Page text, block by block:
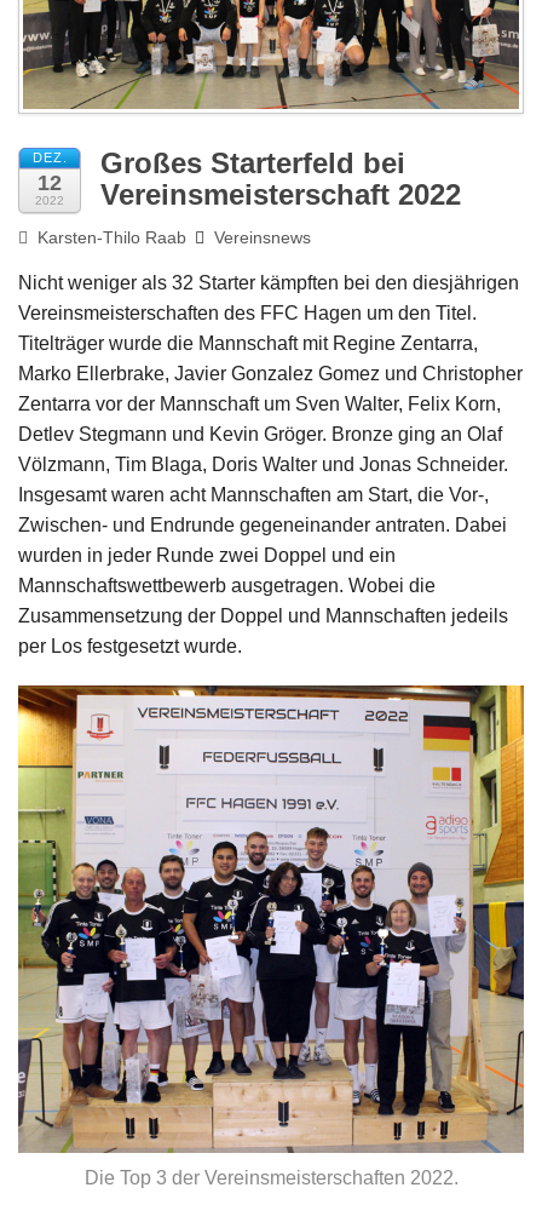
DEZ.
12
2022
Großes Starterfeld bei
Vereinsmeisterschaft 2022
Karsten-Thilo Raab Vereinsnews
Nicht weniger als 32 Starter kämpften bei den diesjährigen
Vereinsmeisterschaften des FFC Hagen um den Titel.
Titelträger wurde die Mannschaft mit Regine Zentarra,
Marko Ellerbrake, Javier Gonzalez Gomez und Christopher
Zentarra vor der Mannschaft um Sven Walter, Felix Korn,
Detlev Stegmann und Kevin Gröger. Bronze ging an Olaf
Völzmann, Tim Blaga, Doris Walter und Jonas Schneider.
Insgesamt waren acht Mannschaften am Start, die Vor-,
Zwischen- und Endrunde gegeneinander antraten. Dabei
wurden in jeder Runde zwei Doppel und ein
Mannschaftswettbewerb ausgetragen. Wobei die
Zusammensetzung der Doppel und Mannschaften jedeils
per Los festgesetzt wurde.
Die Top 3 der Vereinsmeisterschaften 2022.